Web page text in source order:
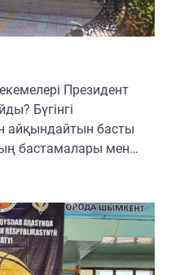
Президент
Бүгінгі
айқындайтын басты
бастамалары мен…